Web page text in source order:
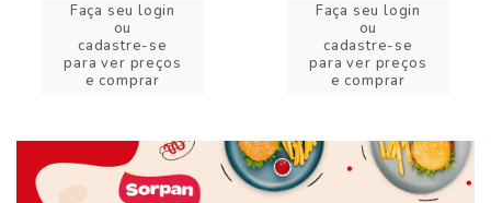
Faça seu login
ou
cadastre-se
para ver preços
e comprar
Faça seu login
ou
cadastre-se
para ver preços
e comprar